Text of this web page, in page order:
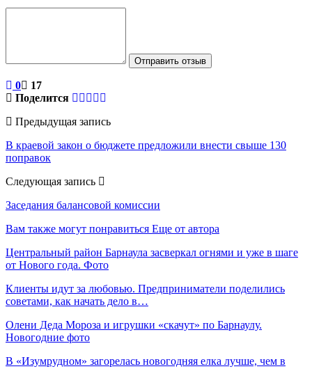
Отправить отзыв
0
17
Поделится
Предыдущая запись
В краевой закон о бюджете предложили внести свыше 130
поправок
Следующая запись
Заседания балансовой комиссии
Вам также могут понравиться Еще от автора
Центральный район Барнаула засверкал огнями и уже в шаге
от Нового года. Фото
Клиенты идут за любовью. Предприниматели поделились
советами, как начать дело в…
Олени Деда Мороза и игрушки «скачут» по Барнаулу.
Новогодние фото
В «Изумрудном» загорелась новогодняя елка лучше, чем в